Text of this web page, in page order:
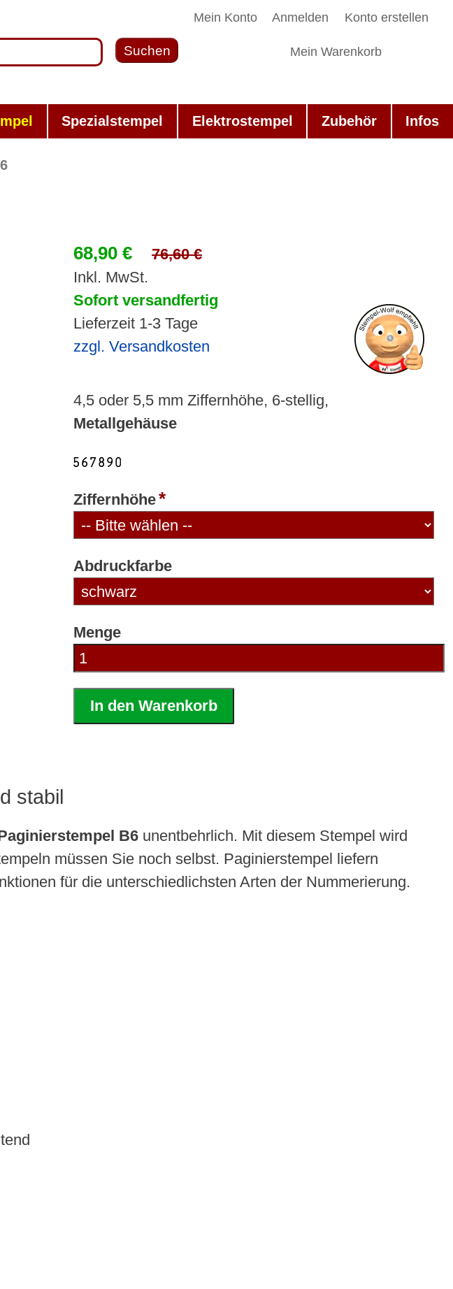
Mein Konto Anmelden Konto erstellen
Mein Warenkorb
Suchen
Spezialstempel Elektrostempel Zubehör Infos
68,90 €
76,60 €
Inkl. MwSt.
Sofort versandfertig
Lieferzeit 1-3 Tage
zzgl. Versandkosten
4,5 oder 5,5 mm Ziffernhöhe, 6-stellig,
Metallgehäuse
Ziffernhöhe
Abdruckfarbe
Menge
In den Warenkorb
stabil
B6unentbehrlich. Mit diesem Stempel wird
müssen Sie noch selbst. Paginierstempel liefern
für die unterschiedlichsten Arten der Nummerierung.